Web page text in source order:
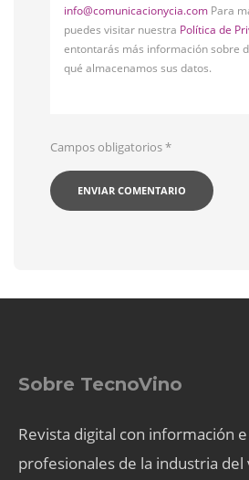
info@comunicacionycia.com Para
puedes visitar nuestra Política de
entontarás más información sobre
qué almacenamos sus datos.
Campos obligatorios*
Sobre TecnoVino
Revista digital con información
profesionales de la industria del